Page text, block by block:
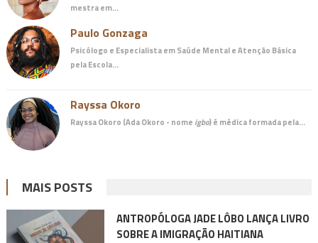
mestra em…
Paulo Gonzaga
Psicólogo e Especialista em Saúde Mental e Atenção Básica
pela Escola…
Rayssa Okoro
Rayssa Okoro (Ada Okoro - nome igbo) é médicaformada pela…
MAIS POSTS
ANTROPÓLOGA JADE LÔBO LANÇA LIVRO
SOBRE A IMIGRAÇÃO HAITIANA